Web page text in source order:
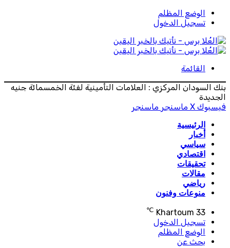
الوضع المظلم
تسجيل الدخول
القائمة
بنك السودان المركزي : العلامات التأمينية لفئة الخمسمائة جنيه
الجديدة
فيسبوك ‫X ماسنجر ماسنجر
الرئيسية
أخبار
سياسي
اقتصادي
تحقيقات
مقالات
رياضي
منوعات وفنون
Khartoum 33
℃
تسجيل الدخول
الوضع المظلم
بحث عن